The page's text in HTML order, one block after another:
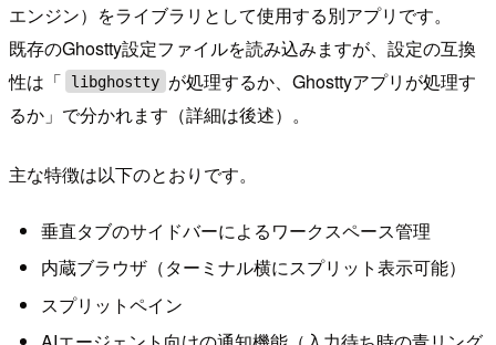
エンジン）をライブラリとして使用する別アプリです。
既存のGhostty設定ファイルを読み込みますが、設定の互換
性は「
libghostty が処理するか、Ghosttyアプリが処理す
るか」で分かれます（詳細は後述）。
主な特徴は以下のとおりです。
垂直タブのサイドバーによるワークスペース管理
内蔵ブラウザ（ターミナル横にスプリット表示可能）
スプリットペイン